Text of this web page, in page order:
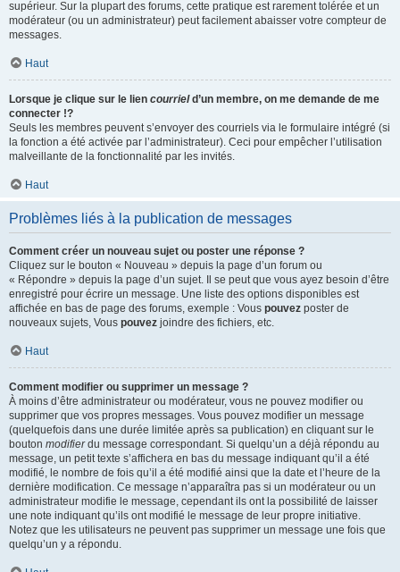
supérieur. Sur la plupart des forums, cette pratique est rarement tolérée et un
modérateur (ou un administrateur) peut facilement abaisser votre compteur de
messages.
Haut
Lorsque je clique sur le lien courrield’un membre, on me demande de me
connecter !?
Seuls les membres peuvent s’envoyer des courriels via le formulaire intégré (si
la fonction a été activée par l’administrateur). Ceci pour empêcher l’utilisation
malveillante de la fonctionnalité par les invités.
Haut
Problèmes liés à la publication de messages
Comment créer un nouveau sujet ou poster une réponse ?
Cliquez sur le bouton « Nouveau » depuis la page d’un forum ou
« Répondre » depuis la page d’un sujet. Il se peut que vous ayez besoin d’être
enregistré pour écrire un message. Une liste des options disponibles est
affichée en bas de page des forums, exemple : Vous pouvez poster de
nouveaux sujets, Vous pouvez joindre des fichiers, etc.
Haut
Comment modifier ou supprimer un message ?
À moins d’être administrateur ou modérateur, vous ne pouvez modifier ou
supprimer que vos propres messages. Vous pouvez modifier un message
(quelquefois dans une durée limitée après sa publication) en cliquant sur le
bouton modifierdu message correspondant. Si quelqu’un a déjà répondu au
message, un petit texte s’affichera en bas du message indiquant qu’il a été
modifié, le nombre de fois qu’il a été modifié ainsi que la date et l’heure de la
dernière modification. Ce message n’apparaîtra pas si un modérateur ou un
administrateur modifie le message, cependant ils ont la possibilité de laisser
une note indiquant qu’ils ont modifié le message de leur propre initiative.
Notez que les utilisateurs ne peuvent pas supprimer un message une fois que
quelqu’un y a répondu.